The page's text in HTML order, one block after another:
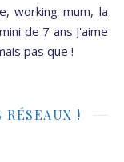
working mum, la
de 7 ans J'aime
pas que !
RÉSEAUX !